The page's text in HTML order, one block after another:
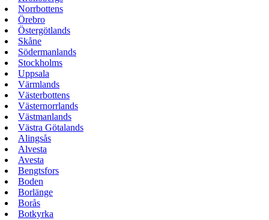
Norrbottens
Örebro
Östergötlands
Skåne
Södermanlands
Stockholms
Uppsala
Värmlands
Västerbottens
Västernorrlands
Västmanlands
Västra Götalands
Alingsås
Alvesta
Avesta
Bengtsfors
Boden
Borlänge
Borås
Botkyrka